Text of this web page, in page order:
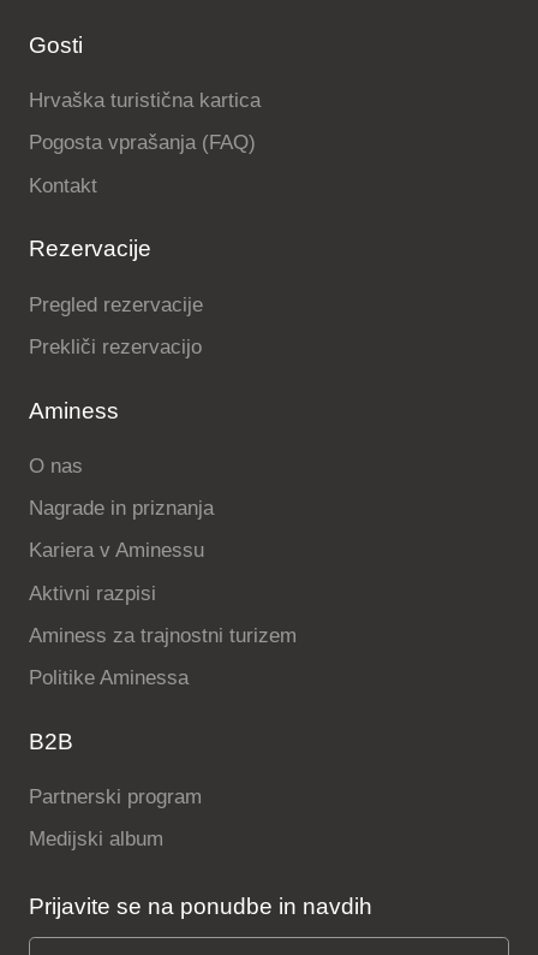
Gosti
Hrvaška turistična kartica
Pogosta vprašanja (FAQ)
Kontakt
Rezervacije
Pregled rezervacije
Prekliči rezervacijo
Aminess
O nas
Nagrade in priznanja
Kariera v Aminessu
Aktivni razpisi
Aminess za trajnostni turizem
Politike Aminessa
B2B
Partnerski program
Medijski album
Prijavite se na ponudbe in navdih